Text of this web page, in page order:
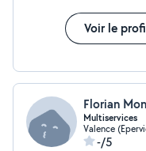
Voir le
Florian
Multiservices
Valence
-/5